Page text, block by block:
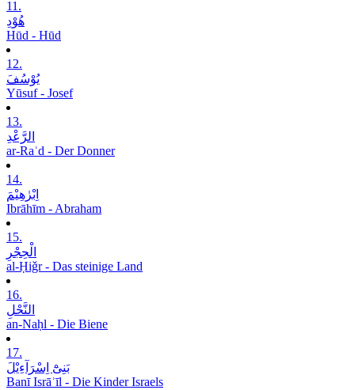
11.
ھُوْدِ
Hūd - Hūd
12.
یُوْسُفَ
Yūsuf - Josef
13.
الرَّعْدِ
ar-Raʿd - Der Donner
14.
اِبْرٰھِیْمَ
Ibrāhīm - Abraham
15.
الْحِجْرِ
al-Ḥiǧr - Das steinige Land
16.
النَّحْلِ
an-Naḥl - Die Biene
17.
بَنِیْٓ اِسْرَآءِیْلَ
Banī Isrāʾīl - Die Kinder Israels